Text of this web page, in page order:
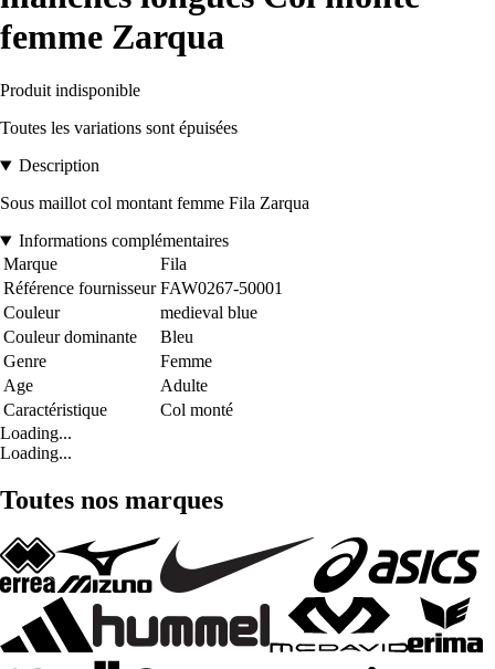
femme Zarqua
Produit indisponible
Toutes les variations sont épuisées
Description
Sous maillot col montant femme Fila Zarqua
Informations complémentaires
Marque
Fila
Référence fournisseur FAW0267-50001
Couleur
medieval blue
Couleur dominante
Bleu
Genre
Femme
Age
Adulte
Caractéristique
Col monté
Loading...
Loading...
Toutes nos marques